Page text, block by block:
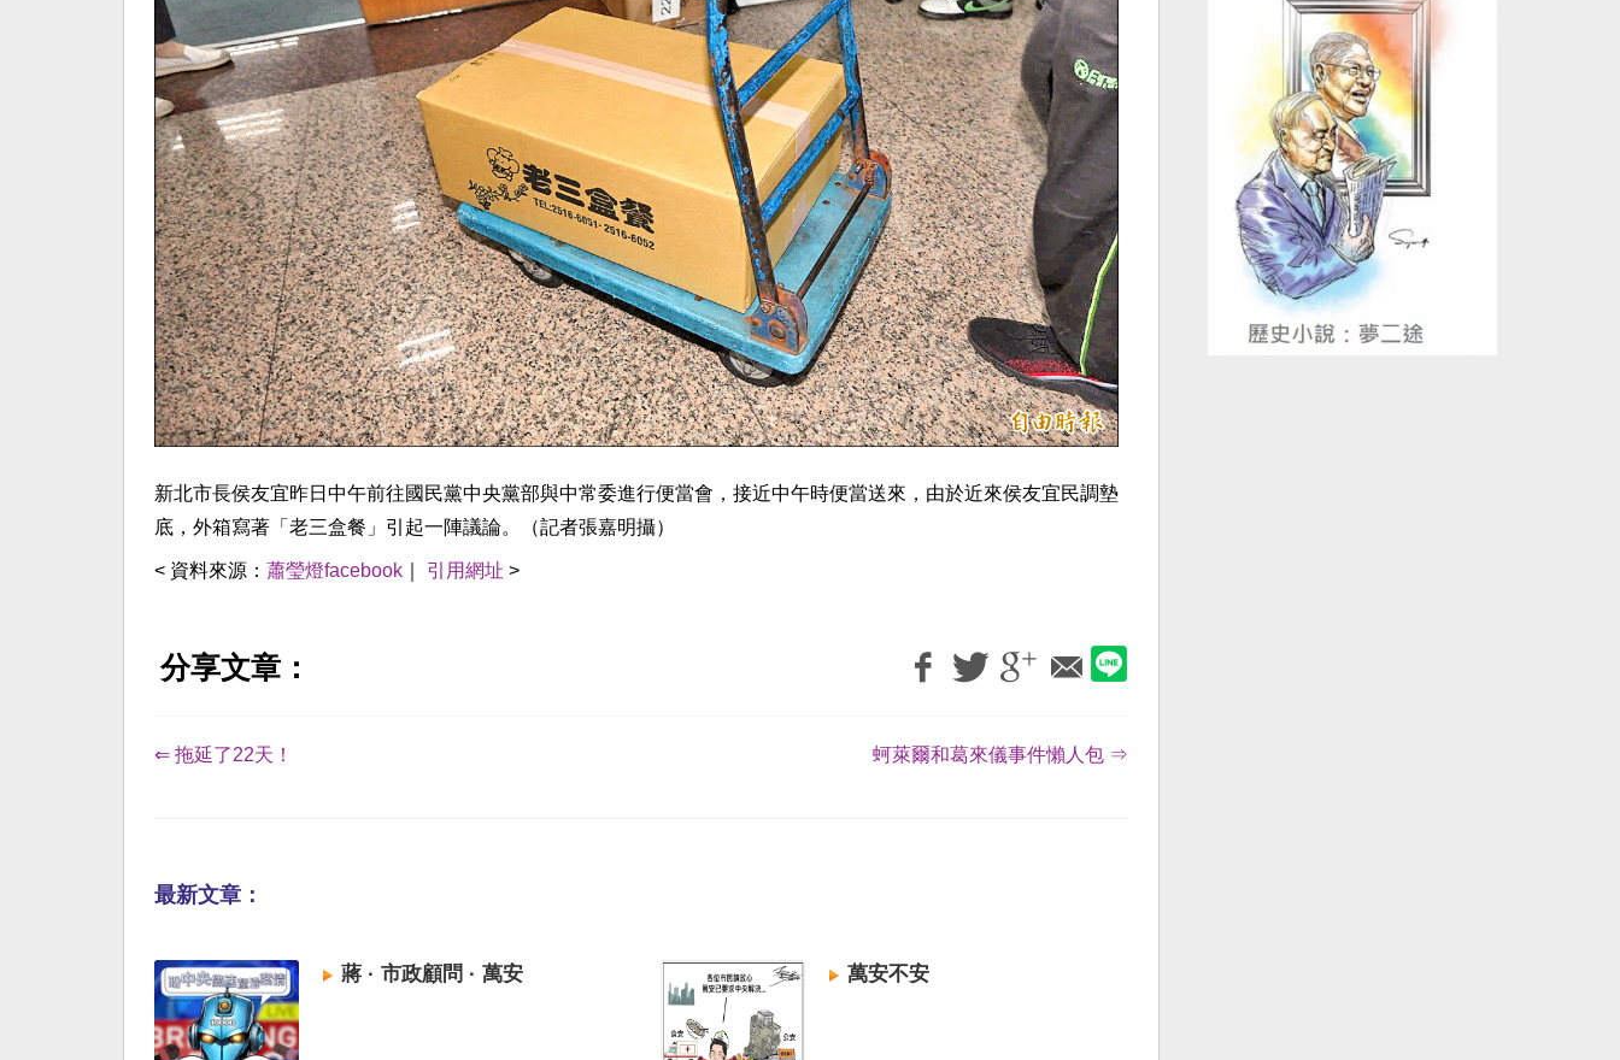
新北市長侯友宜昨日中午前往國民黨中央黨部與中常委進行便當會，接近中午時便當送來，由於近來侯友宜民調墊
底，外箱寫著「老三盒餐」引起一陣議論。（記者張嘉明攝）
< 資料來源： 蕭瑩燈facebook 引用網址 >
分享文章：
⇐ 拖延了22天！ 蚵萊爾和葛來儀事件懶人包 ⇒
最新文章：
蔣 · 市政顧問 · 萬安 萬安不安